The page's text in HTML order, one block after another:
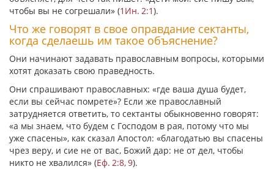
чтобы вы не согрешали» (1Ин. 2:1).
Что же говорят в свое оправдание сектанты,
когда сделаешь им такое объяснение?
Они начинают задавать православным вопросы, которыми
хотят доказать свою праведность.
Они спрашивают православных: «где ваша душа будет,
если вы сейчас помрете»? Если же православный
затрудняется ответить, то сектанты обыкновенно говорят:
«а мы знаем, что будем с Господом в рая, потому что мы
уже спасены», как сказал Апостол: «благодатью вы спасены
чрез веру, и сие не от вас, Божий дар: не от дел, чтобы
никто не хвалился» (Еф. 2:8, 9).